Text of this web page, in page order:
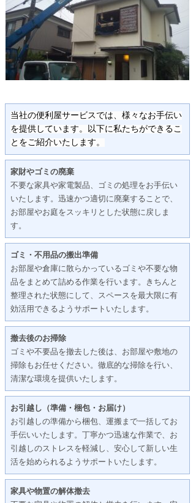
当社の便利屋サービスでは、様々なお手伝い
を提供しています。以下に私たちができるこ
とをご紹介いたします。
家財やゴミの廃棄
不要な家具や家電製品、ゴミの処理をお手伝い
いたします。迅速かつ適切に廃棄することで、
お部屋やお庭をスッキリとした状態に戻しま
す。
ゴミ・不用品の搬出準備
お部屋や倉庫に散らかっているゴミや不要な物
品をまとめて詰める作業を行います。きちんと
整理された状態にして、スペースを最大限に有
効活用できるようサポートいたします。
撤去後のお掃除
ゴミや不要品を撤去した後は、お部屋や敷地の
掃除もお任せください。徹底的な掃除を行い、
清潔な環境を提供いたします。
お引越し（準備・梱包・お届け）
お引越しの準備から梱包、運搬まで一括してお
手伝いいたします。丁寧かつ迅速な作業で、お
引越しのストレスを軽減し、安心して新しい生
活を始められるようサポートいたします。
家具や物置の解体撤去